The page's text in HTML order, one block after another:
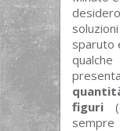
sparuto
figuri
sempre